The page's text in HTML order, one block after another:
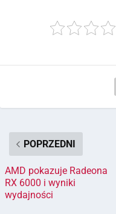
POPRZEDNI
AMD pokazuje Radeona
RX 6000 i wyniki
wydajności